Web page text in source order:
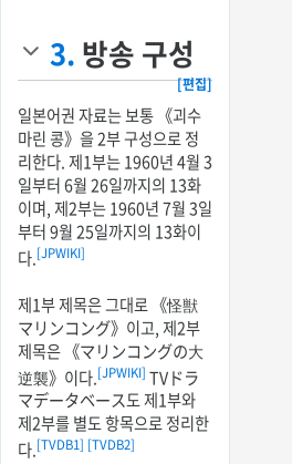
3. 방송 구성
[편집]
일본어권 자료는 보통 《괴수
마린 콩》을 2부 구성으로 정
리한다. 제1부는 1960년 4월 3
일부터 6월 26일까지의 13화
이며, 제2부는 1960년 7월 3일
부터 9월 25일까지의 13화이
다.[JPWIKI]
제1부 제목은 그대로 《怪獣
マリンコング》이고, 제2부
제목은 《マリンコングの大
逆襲》이다.[JPWIKI] TVドラ
マデータベース도 제1부와
제2부를 별도 항목으로 정리한
다.[TVDB1] [TVDB2]